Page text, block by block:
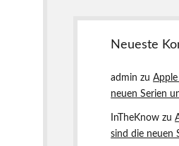
Neueste
admin zu
neuen Serien
InTheKnow zu
sind die neuen